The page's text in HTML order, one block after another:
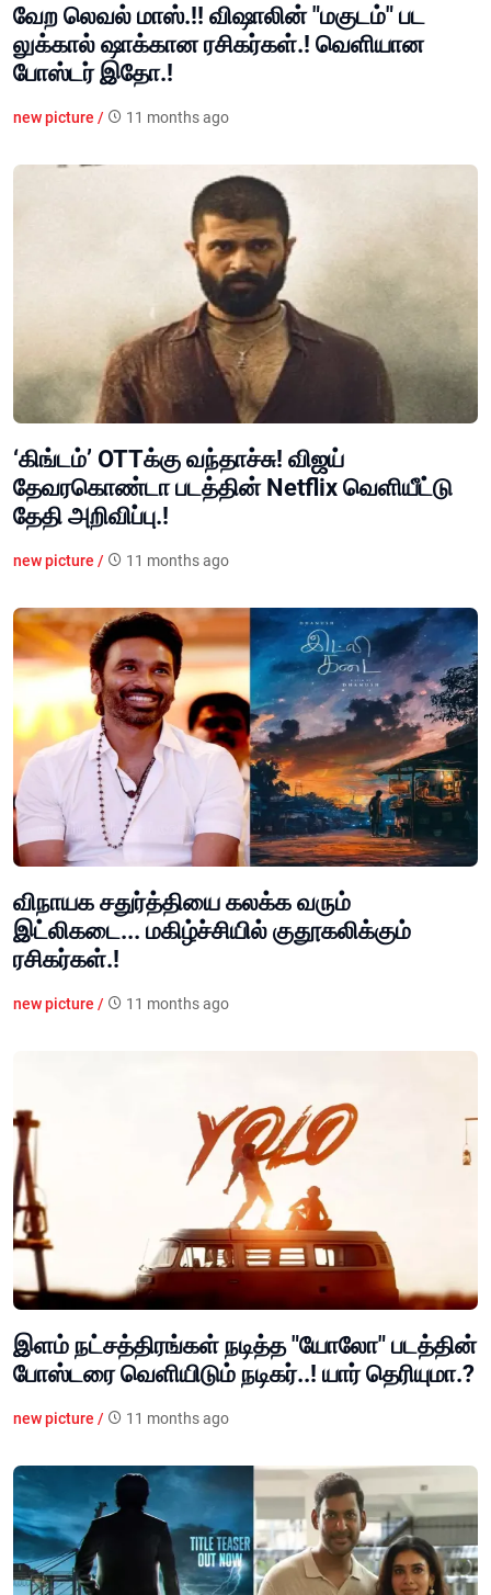
வேற லெவல் மாஸ்.!! விஷாலின் "மகுடம்" பட
லுக்கால் ஷாக்கான ரசிகர்கள்.! வெளியான
போஸ்டர் இதோ.!
new picture / 11 months ago
‘கிங்டம்’ OTTக்கு வந்தாச்சு! விஜய்
தேவரகொண்டா படத்தின் Netflix வெளியீட்டு
தேதி அறிவிப்பு.!
new picture / 11 months ago
விநாயக சதுர்த்தியை கலக்க வரும்
இட்லிகடை... மகிழ்ச்சியில் குதூகலிக்கும்
ரசிகர்கள்.!
new picture / 11 months ago
இளம் நட்சத்திரங்கள் நடித்த "யோலோ" படத்தின்
போஸ்டரை வெளியிடும் நடிகர்..! யார் தெரியுமா.?
new picture / 11 months ago